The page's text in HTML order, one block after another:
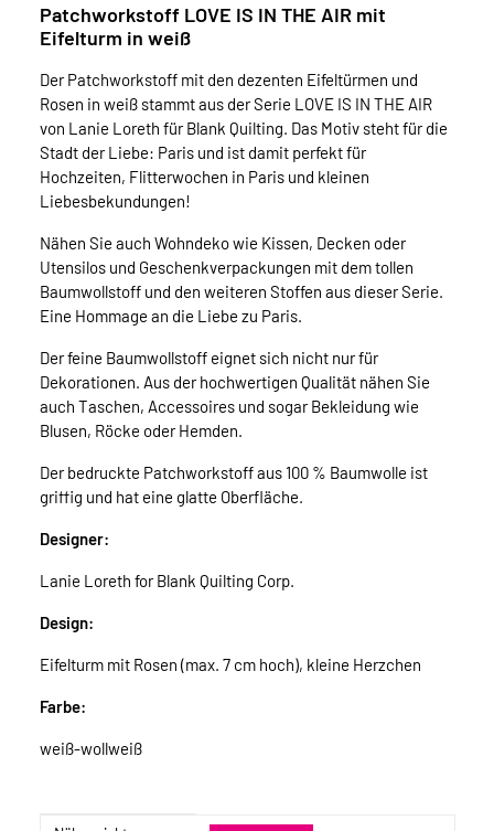
Patchworkstoff LOVE IS IN THE AIR mit
Eifelturm in weiß
Der Patchworkstoff mit den dezenten Eifeltürmen und
Rosen in weiß stammt aus der Serie LOVE IS IN THE AIR
von Lanie Loreth für Blank Quilting. Das Motiv steht für die
Stadt der Liebe: Paris und ist damit perfekt für
Hochzeiten, Flitterwochen in Paris und kleinen
Liebesbekundungen!
Nähen Sie auch Wohndeko wie Kissen, Decken oder
Utensilos und Geschenkverpackungen mit dem tollen
Baumwollstoff und den weiteren Stoffen aus dieser Serie.
Eine Hommage an die Liebe zu Paris.
Der feine Baumwollstoff eignet sich nicht nur für
Dekorationen. Aus der hochwertigen Qualität nähen Sie
auch Taschen, Accessoires und sogar Bekleidung wie
Blusen, Röcke oder Hemden.
Der bedruckte Patchworkstoff aus 100 % Baumwolle ist
griffig und hat eine glatte Oberfläche.
Designer:
Lanie Loreth for Blank Quilting Corp.
Design:
Eifelturm mit Rosen (max. 7 cm hoch), kleine Herzchen
Farbe:
weiß-wollweiß